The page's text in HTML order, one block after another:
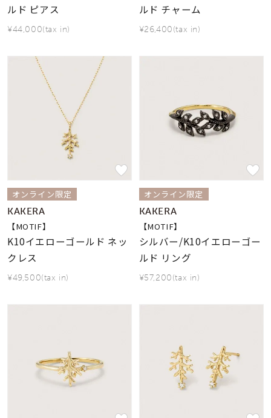
ルド ピアス
¥44,000(tax in)
ルド チャーム
¥26,400(tax in)
オンライン限定
KAKERA
【MOTIF】
K10イエローゴールド ネッ
クレス
¥49,500(tax in)
オンライン限定
KAKERA
【MOTIF】
シルバー/K10イエローゴー
ルド リング
¥57,200(tax in)